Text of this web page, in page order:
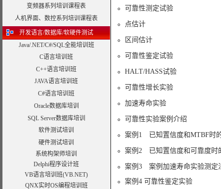
变频器系列培训课程表
人机界面、数控系列培训课程表
开发语言/数据库/软硬件测试
Java/.NET/C#/SQL全能培训班
C语言培训班
C++语言培训班
JAVA语言培训班
C#语言培训班
Oracle数据库培训
SQL Server数据库培训
软件测试培训
硬件测试培训
系统构架师培训
Delphi程序设计班
VB语言培训班(VB.NET)
QNX实时OS编程培训班
可靠性测定试验
点估计
区间估计
可靠性鉴定试验
HALT/HASS试验
可靠性增长实验
加速寿命实验
可靠性实验案例介绍
案例1 已知置信度和MTBF时
案例2 已知置信度和可靠度时
案例3 案例加速寿命实验测定
案例4 可靠性鉴定实验